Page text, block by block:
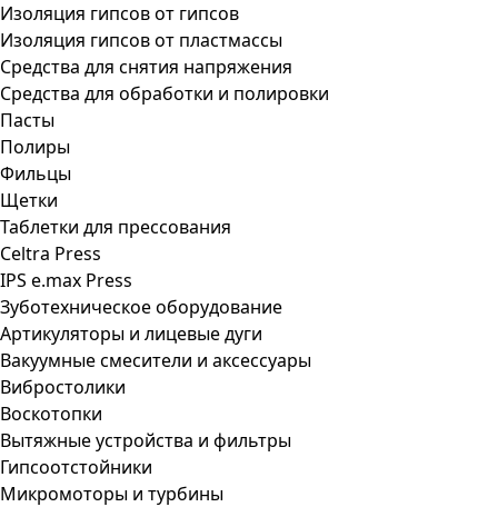
Изоляция гипсов от гипсов
Изоляция гипсов от пластмассы
Средства для снятия напряжения
Средства для обработки и полировки
Пасты
Полиры
Фильцы
Щетки
Таблетки для прессования
Celtra Press
IPS e.max Press
Зуботехническое оборудование
Артикуляторы и лицевые дуги
Вакуумные смесители и аксессуары
Вибростолики
Воскотопки
Вытяжные устройства и фильтры
Гипсоотстойники
Микромоторы и турбины